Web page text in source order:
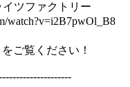
ツファクトリー
watch?v=i2B7pwOl_B8
をご覧ください！